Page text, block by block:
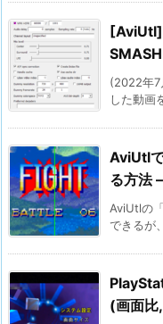
[AviUtl]
(2022年7
した動画
AviUtl
る方法
AviUtlの
できるが
(画面比